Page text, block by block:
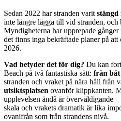
Sedan 2022 har stranden varit
inte längre lägga till vid stranden, och
Myndigheterna har upprepade
det finns inga bekräftade planer på
2026.
Vad betyder det för dig? Du kan
Beach på två fantastiska sätt: från båt
stranden och vraket på nära håll från
utsiktsplatsen ovanför klippkanten.
upplevelsen ändå är överväldigande
skala och vrakets dramatik är lika
ovanifrån som från strandens nivå.